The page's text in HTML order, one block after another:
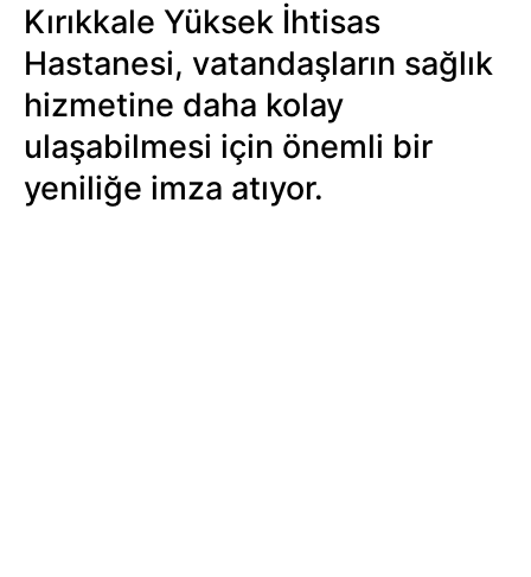
Kırıkkale Yüksek İhtisas
Hastanesi, vatandaşların sağlık
hizmetine daha kolay
ulaşabilmesi için önemli bir
yeniliğe imza atıyor.